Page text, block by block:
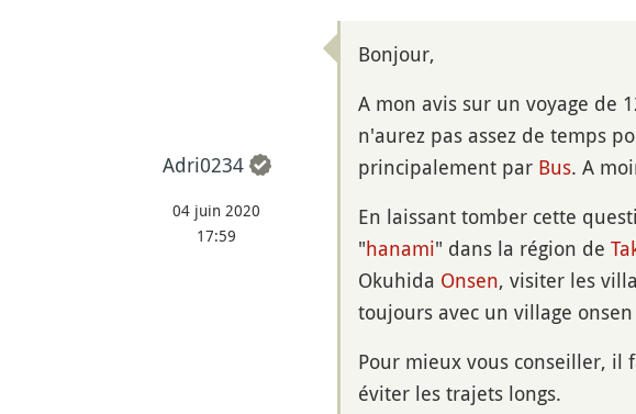
Adri0234
04 juin 2020
17:59
Bonjour,
A mon avis sur un voyage de
n'aurez pas assez de temps
principalement par Bus. A
En laissant tomber cette
"hanami" dans la région de
Okuhida Onsen, visiter les
toujours avec un village onsen
Pour mieux vous conseiller, il
éviter les trajets longs.